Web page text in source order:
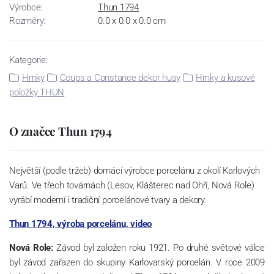
Výrobce:
Thun 1794
Rozměry:
0.0 x 0.0 x 0.0 cm
Kategorie:
Hrnky
Coups a Constance dekor husy
Hrnky a kusové
položky THUN
O značce Thun 1794
Největší (podle tržeb) domácí výrobce porcelánu z okolí Karlových
Varů. Ve třech továrnách (Lesov, Klášterec nad Ohří, Nová Role)
vyrábí moderní i tradiční porcelánové tvary a dekory.
Thun 1794, výroba porcelánu, video
Nová Role: Závod byl založen roku 1921. Po druhé světové válce
byl závod zařazen do skupiny Karlovarský porcelán. V roce 2009